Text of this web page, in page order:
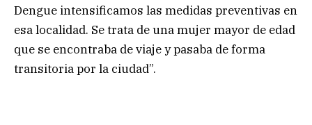
Dengue intensificamos las medidas preventivas en
esa localidad. Se trata de una mujer mayor de edad
que se encontraba de viaje y pasaba de forma
transitoria por la ciudad”.